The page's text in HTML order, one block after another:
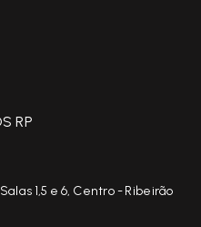
RP
1,5 e 6, Centro - Ribeirão